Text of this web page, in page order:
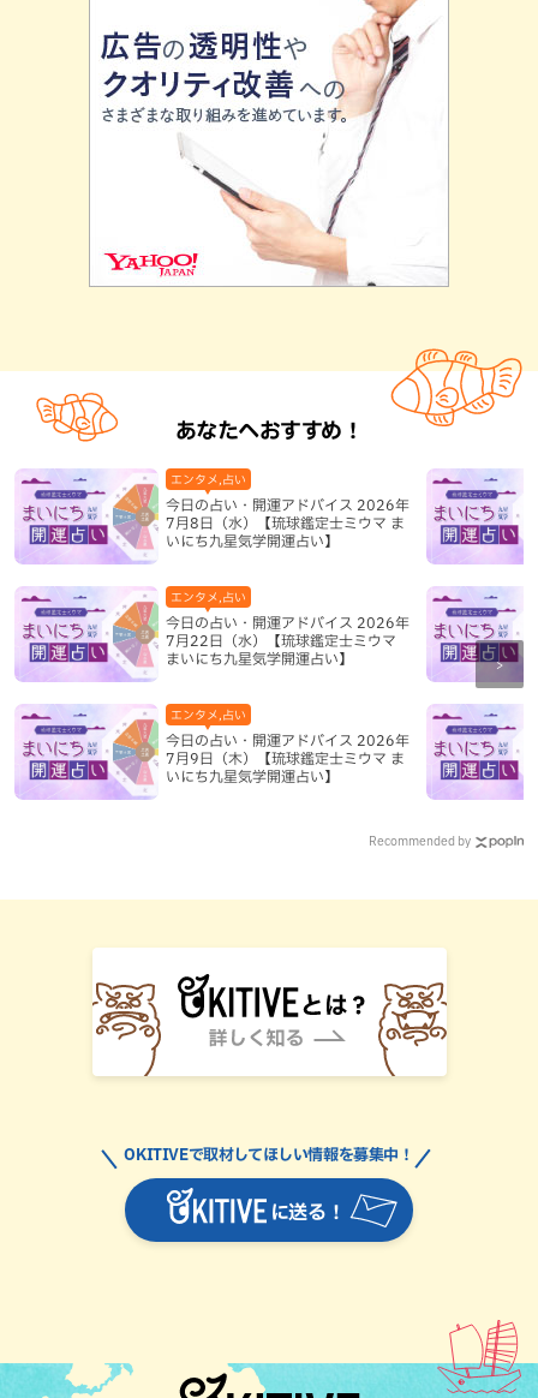
あなたへおすすめ！
今日の占い・開運アドバイス 2026年
7月8日（水）【琉球鑑定士ミウマ ま
いにち九星気学開運占い】
エンタメ,占い
今日の占い・開運アドバイス 2026年
7月22日（水）【琉球鑑定士ミウマ
まいにち九星気学開運占い】
エンタメ,占い
今日の占い・開運アドバイス 2026年
7月9日（木）【琉球鑑定士ミウマ ま
いにち九星気学開運占い】
エンタメ,占い
Recommended by
に送る！
OKITIVEで取材してほしい情報を募集中！